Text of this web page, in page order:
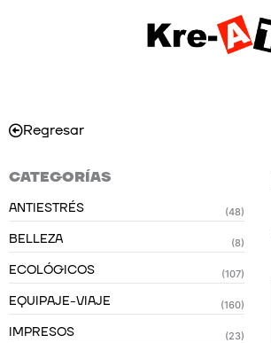
Regresar
CATEGORÍAS
ANTIESTRÉS (48)
BELLEZA (8)
ECOLÓGICOS (107)
EQUIPAJE-VIAJE (160)
IMPRESOS (23)